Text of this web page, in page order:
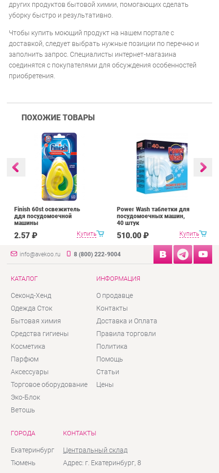
других продуктов бытовой химии, помогающих сделать
уборку быстро и результативно.
Чтобы купить моющий продукт на нашем портале с
доставкой, следует выбрать нужные позиции по перечню и
заполнить запрос. Специалисты интернет-магазина
соединятся с покупателями для обсуждения особенностей
приобретения.
ПОХОЖИЕ ТОВАРЫ
Купить
Finish 60st освежитель
ддя посудомоечной
машины
2.57 ₽ Купить
Power Wash таблетки для
посудомоечных машин,
40 штук
510.00 ₽
info@avekoo.ru 8 (800) 222-9004
КАТАЛОГ
Секонд-Хенд
Одежда Сток
Бытовая химия
Средства гигиены
Косметика
Парфюм
Аксессуары
Торговое оборудование
Эко-Блок
Ветошь
ИНФОРМАЦИЯ
О продавце
Контакты
Доставка и Оплата
Правила торговли
Политика
Помощь
Статьи
Цены
ГОРОДА
Екатеринбург
Тюмень
КОНТАКТЫ
Центральный склад
Адрес: г. Екатеринбург, 8